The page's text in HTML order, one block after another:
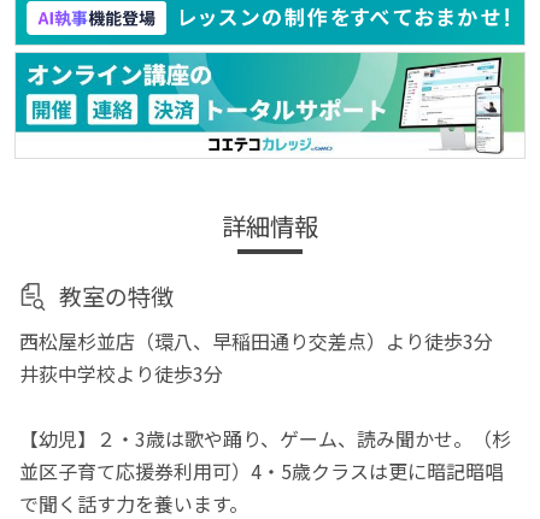
詳細情報
教室の特徴
西松屋杉並店（環八、早稲田通り交差点）より徒歩3分
井荻中学校より徒歩3分
【幼児】２・3歳は歌や踊り、ゲーム、読み聞かせ。（杉
並区子育て応援券利用可）4・5歳クラスは更に暗記暗唱
で聞く話す力を養います。